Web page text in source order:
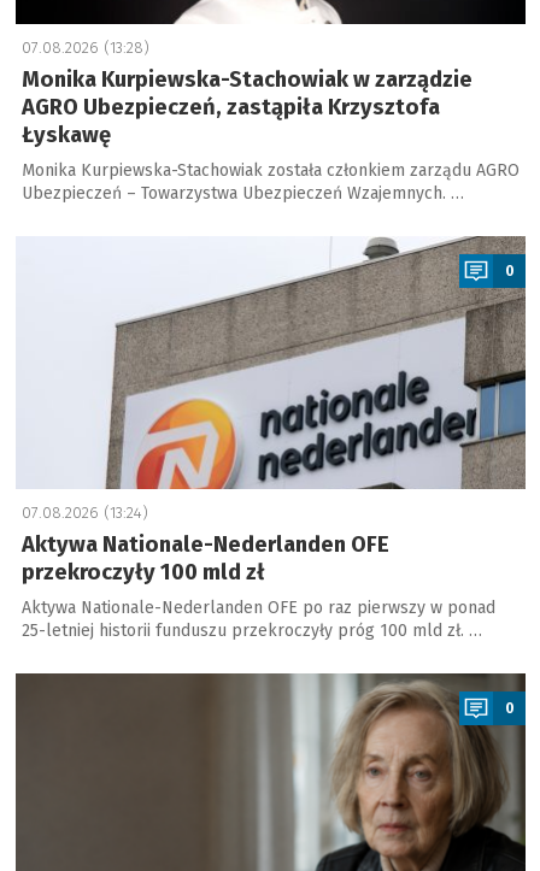
07.08.2026 (13:28)
Monika Kurpiewska-Stachowiak w zarządzie
AGRO Ubezpieczeń, zastąpiła Krzysztofa
Łyskawę
Monika Kurpiewska-Stachowiak została członkiem zarządu AGRO
Ubezpieczeń – Towarzystwa Ubezpieczeń Wzajemnych. …
0
07.08.2026 (13:24)
Aktywa Nationale-Nederlanden OFE
przekroczyły 100 mld zł
Aktywa Nationale-Nederlanden OFE po raz pierwszy w ponad
25-letniej historii funduszu przekroczyły próg 100 mld zł. …
a
0